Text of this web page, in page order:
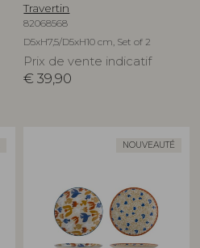
Travertin
82068568
D5xH7,5/D5xH10 cm, Set of 2
Prix de vente indicatif
€ 39,90
NOUVEAUTÉ